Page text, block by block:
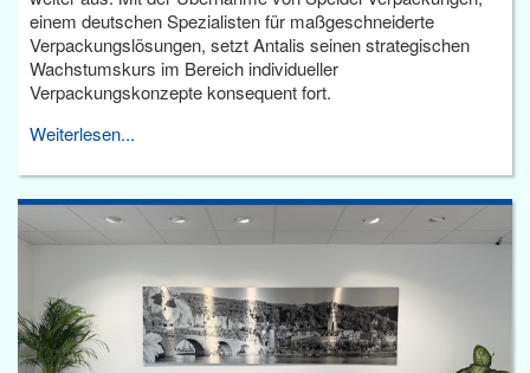
einem deutschen Spezialisten für maßgeschneiderte
Verpackungslösungen, setzt Antalis seinen strategischen
Wachstumskurs im Bereich individueller
Verpackungskonzepte konsequent fort.
Weiterlesen...